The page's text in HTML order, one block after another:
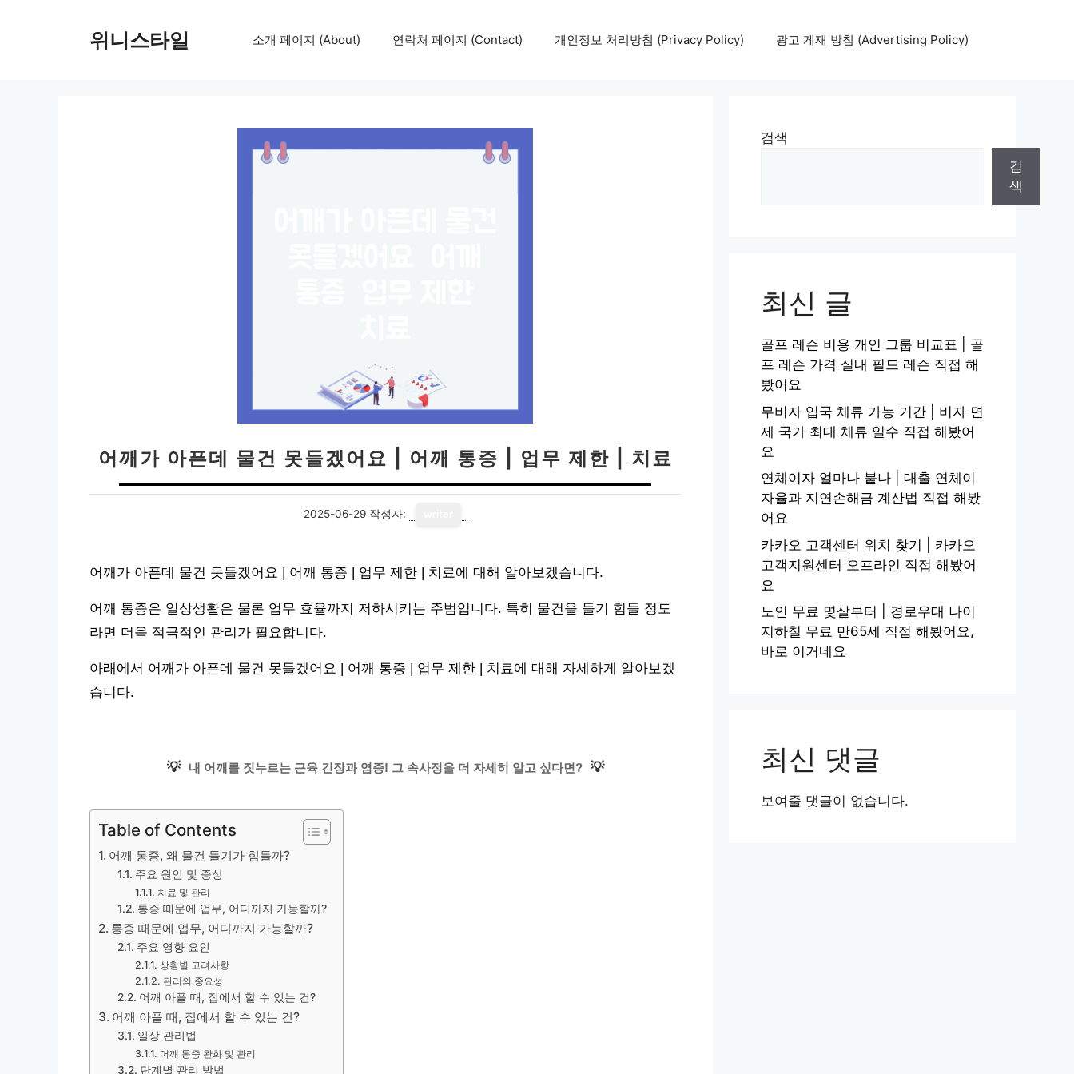
위니스타일 소개 페이지 (About) 연락처 페이지 (Contact) 개인정보 처리방침 (Privacy Policy) 광고 게재 방침 (Advertising Policy)
어깨가 아픈데 물건 못들겠어요 | 어깨 통증 | 업무 제한 | 치료
2025-06-29 작성자:
어깨가 아픈데 물건 못들겠어요 | 어깨 통증 | 업무 제한 | 치료에 대해 알아보겠습니다.
어깨 통증은 일상생활은 물론 업무 효율까지 저하시키는 주범입니다. 특히 물건을 들기 힘들 정도
라면 더욱 적극적인 관리가 필요합니다.
아래에서 어깨가 아픈데 물건 못들겠어요 | 어깨 통증 | 업무 제한 | 치료에 대해 자세하게 알아보겠
습니다.
💡 내 어깨를 짓누르는 근육 긴장과 염증! 그 속사정을 더 자세히 알고 싶다면? 💡
Table of Contents
어깨 통증, 왜 물건 들기가 힘들까?
주요 원인 및 증상
치료 및 관리
통증 때문에 업무, 어디까지 가능할까?
통증 때문에 업무, 어디까지 가능할까?
주요 영향 요인
상황별 고려사항
관리의 중요성
어깨 아플 때, 집에서 할 수 있는 건?
어깨 아플 때, 집에서 할 수 있는 건?
일상 관리법
어깨 통증 완화 및 관리
단계별 관리 방법
검색
검
색
최신 글
골프 레슨 비용 개인 그룹 비교표 | 골
프 레슨 가격 실내 필드 레슨 직접 해
봤어요
무비자 입국 체류 가능 기간 | 비자 면
제 국가 최대 체류 일수 직접 해봤어
요
연체이자 얼마나 붙나 | 대출 연체이
자율과 지연손해금 계산법 직접 해봤
어요
카카오 고객센터 위치 찾기 | 카카오
고객지원센터 오프라인 직접 해봤어
요
노인 무료 몇살부터 | 경로우대 나이
지하철 무료 만65세 직접 해봤어요,
바로 이거네요
최신 댓글
보여줄 댓글이 없습니다.